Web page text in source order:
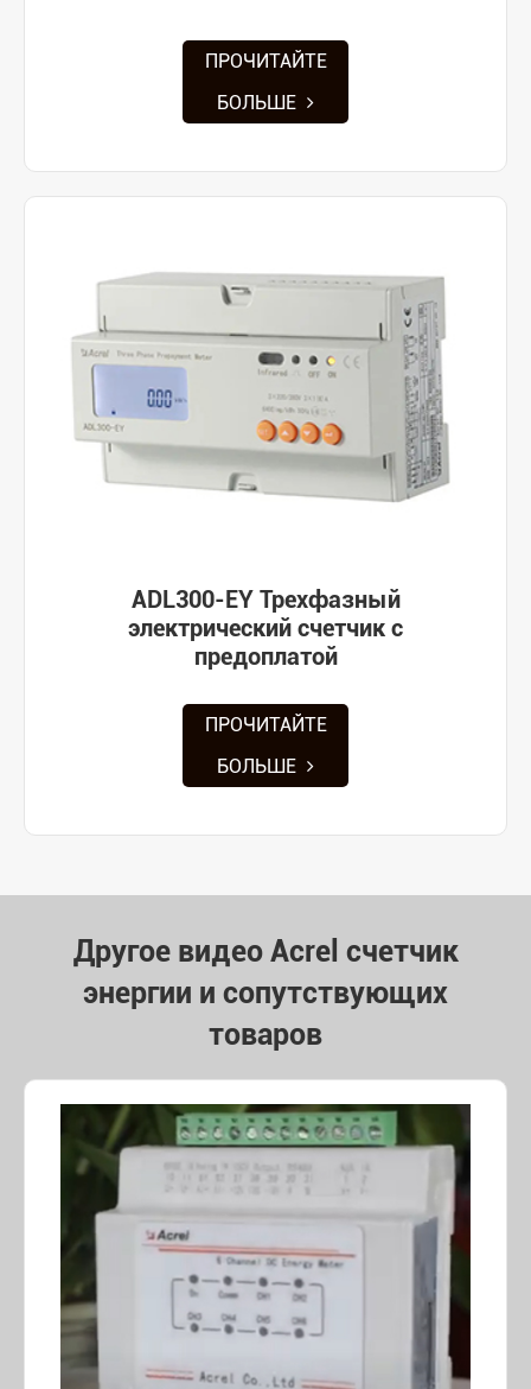
ПРОЧИТАЙТЕ
БОЛЬШЕ
ADL300-EY Трехфазный
электрический счетчик с
предоплатой
ПРОЧИТАЙТЕ
БОЛЬШЕ
Другое видео Acrel счетчик
энергии и сопутствующих
товаров